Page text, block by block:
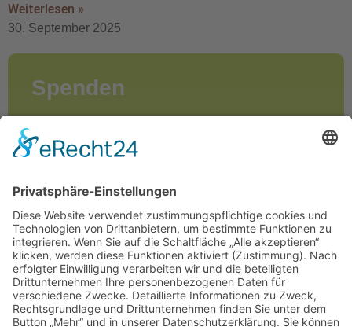
Weiterlesen »
30. September 2025
Spenden
Schulbank oder den Bau einer neuen Schule
finanzieren wollen.
JETZT SPENDEN